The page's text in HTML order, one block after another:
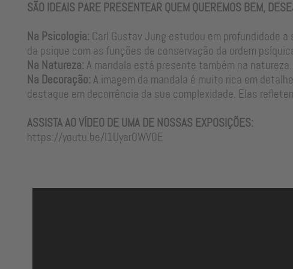
R$ 2.119,34à vista
SÃO IDEAIS PARE PRESENTEAR QUEM QUEREMOS BEM,
Na Psicologia: Carl Gustav Jung estudou em profundidade
da psique com as funções de conservação da ordem
Na Natureza: A mandala está presente também na
Na Decoração: A imagem da mandala é muito rica em
destaque em decorrência da sua complexidade. Elas
ASSISTA AO VÍDEO DE UMA DE NOSSAS EXPOSIÇÕES:
https://youtu.be/I1Uyar0WV0E